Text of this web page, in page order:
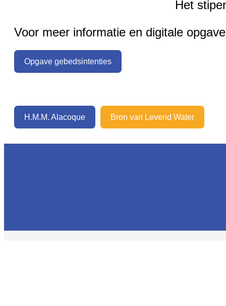
Het
Voor meer informatie en digitale
Opgave gebedsintenties
H.M.M. Alacoque Bron van Levend Water